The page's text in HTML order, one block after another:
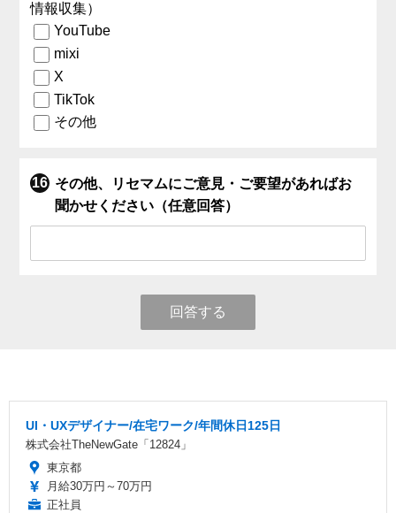
情報収集）
YouTube
mixi
X
TikTok
その他
その他、リセマムにご意見・ご要望があればお
聞かせください（任意回答）
回答する
UI・UXデザイナー/在宅ワーク/年間休日125日
株式会社TheNewGate「12824」
東京都
月給30万円～70万円
正社員